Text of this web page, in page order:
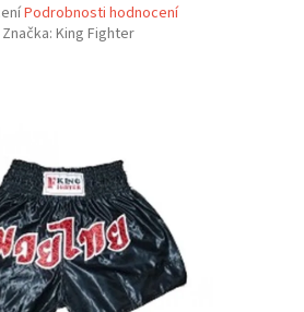
Podrobnosti hodnocení
Značka: King Fighter